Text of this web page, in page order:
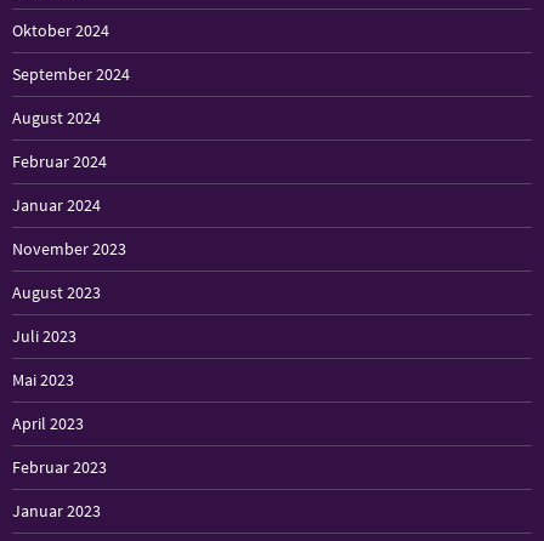
Oktober 2024
September 2024
August 2024
Februar 2024
Januar 2024
November 2023
August 2023
Juli 2023
Mai 2023
April 2023
Februar 2023
Januar 2023